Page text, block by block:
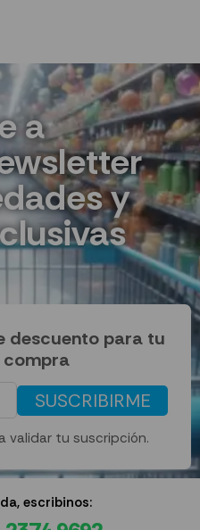
a
y
descuento para tu
compra
SUSCRIBIRME
validar tu suscripción.
escribinos: